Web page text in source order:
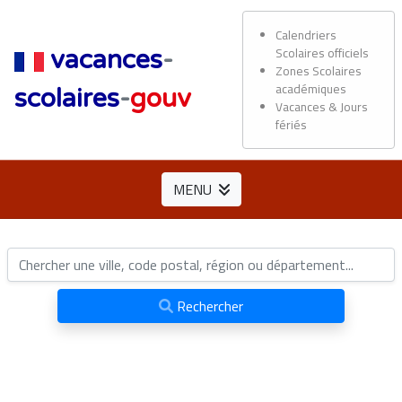
vacances-
scolaires-gouv
Calendriers
Scolaires officiels
Zones Scolaires
académiques
Vacances & Jours
fériés
MENU
Rechercher